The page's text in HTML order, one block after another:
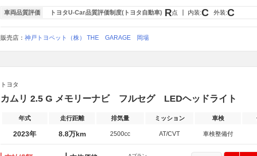
車両品質評価 トヨタU-Car品質評価制度(トヨタ自動車) R点 内装:C 外装:C
販売店： 神戸トヨペット（株） THE GARAGE 岡場
トヨタ
カムリ 2.5 G メモリーナビ フルセグ LEDヘッドライト
年式 走行距離 排気量 ミッション 車検
2023年 8.8万km 2500cc AT/CVT 車検整備付